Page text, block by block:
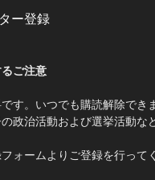
ー登録
ご注意
す。いつでも購読解除でき
の政治活動および選挙活動な
ォームよりご登録を行って